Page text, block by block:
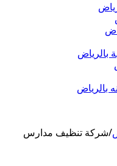
بالرياض
بالرياض
/شركة تنظيف مدارس